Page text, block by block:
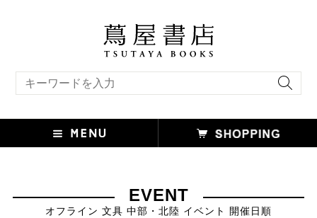
EVENT
オフライン 文具 中部・北陸 イベント 開催日順